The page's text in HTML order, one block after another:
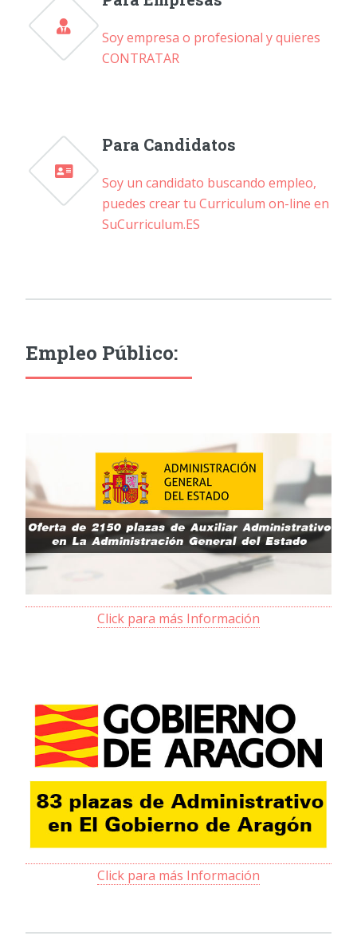
Soy empresa o profesional y quieres
CONTRATAR
Para Candidatos
Soy un candidato buscando empleo,
puedes crear tu Curriculum on-line en
SuCurriculum.ES
Empleo Público:
Click para más Información
Click para más Información